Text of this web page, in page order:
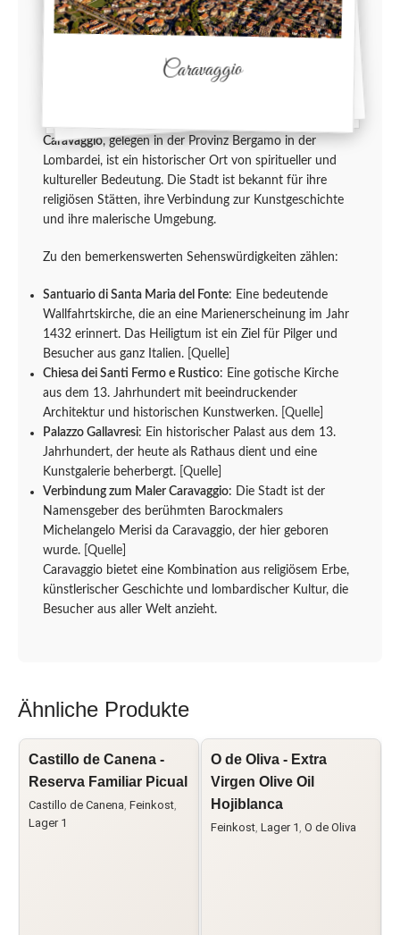
Caravaggio, gelegen in der Provinz Bergamo in der
Lombardei, ist ein historischer Ort von spiritueller und
kultureller Bedeutung. Die Stadt ist bekannt für ihre
religiösen Stätten, ihre Verbindung zur Kunstgeschichte
und ihre malerische Umgebung.
Zu den bemerkenswerten Sehenswürdigkeiten zählen:
Santuario di Santa Maria del Fonte: Eine bedeutende
Wallfahrtskirche, die an eine Marienerscheinung im Jahr
1432 erinnert. Das Heiligtum ist ein Ziel für Pilger und
Besucher aus ganz Italien. [Quelle]
Chiesa dei Santi Fermo e Rustico: Eine gotische Kirche
aus dem 13. Jahrhundert mit beeindruckender
Architektur und historischen Kunstwerken. [Quelle]
Palazzo Gallavresi: Ein historischer Palast aus dem 13.
Jahrhundert, der heute als Rathaus dient und eine
Kunstgalerie beherbergt. [Quelle]
Verbindung zum Maler Caravaggio: Die Stadt ist der
Namensgeber des berühmten Barockmalers
Michelangelo Merisi da Caravaggio, der hier geboren
wurde. [Quelle]
Caravaggio bietet eine Kombination aus religiösem Erbe,
künstlerischer Geschichte und lombardischer Kultur, die
Besucher aus aller Welt anzieht.
Caravaggio
Ähnliche Produkte
Castillo de Canena -
Reserva Familiar Picual
Castillo de Canena, Feinkost,
Lager 1
O de Oliva - Extra
Virgen Olive Oil
Hojiblanca
Feinkost, Lager 1 , O de Oliva